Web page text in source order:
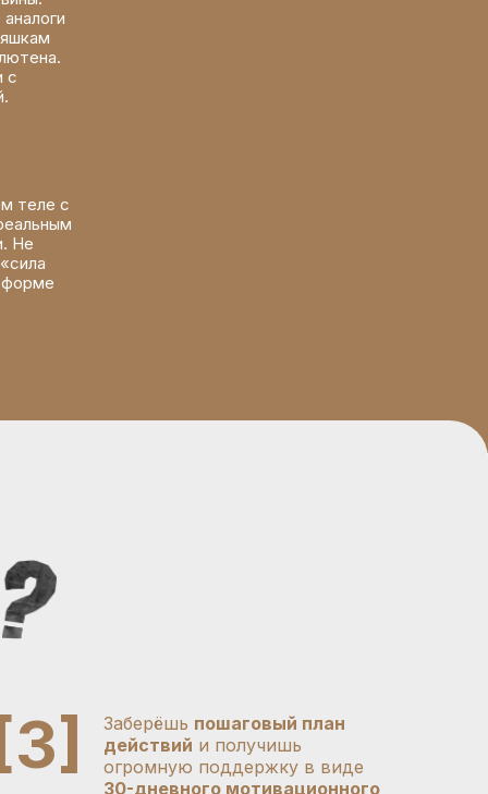
теле с
Не
с
[3] Заберёшь пошаговый план
действий и получишь
огромную поддержку в виде
30-дневного мотивационного